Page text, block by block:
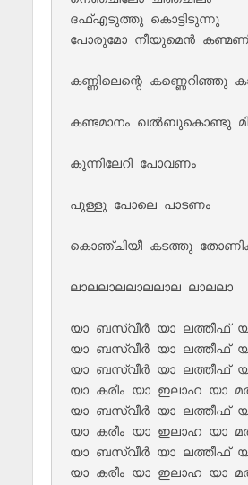
ദഫ്എടുത്തു കൊട്ടിടുന്നു
പോരുമോ നീയുമെൻ
കണ്ണിലെന്റെ കണ്ണെറിഞ്ഞു
കണ്ടമാനം ഖൽബുകൊണ്ടു
കുന്നിലേറി പോവണം
പുള്ളു പോലെ പാടണം
കൊഞ്ചിയീ കടത്തു
ലാലലാലലാലലാല ലാലലാ
യാ ബസ്വീർ യാ ലത്തീഫ്
യാ ബസ്വീർ യാ ലത്തീഫ്
യാ ബസ്വീർ യാ ലത്തീഫ്
യാ കരീം യാ ഇലാഹ യാ
യാ ബസ്വീർ യാ ലത്തീഫ്
യാ കരീം യാ ഇലാഹ യാ
യാ ബസ്വീർ യാ ലത്തീഫ്
യാ കരീം യാ ഇലാഹ യാ